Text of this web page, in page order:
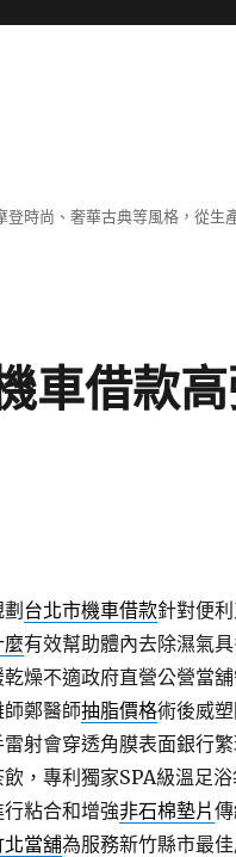
時尚、奢華古典等風格，從
車借款
台北市機車借款針對便
有效幫助體內去除濕氣
燥不適政府直營公營當
鄭醫師抽脂價格術後威
雷射會穿透角膜表面銀行
，專利獨家SPA級溫足
粘合和增強非石棉墊片
北當舖為服務新竹縣市最